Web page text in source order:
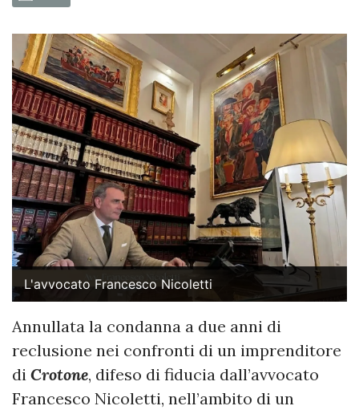
L'avvocato Francesco Nicoletti
Annullata la condanna a due anni di
reclusione nei confronti di un imprenditore
di Crotone, difeso di fiducia dall’avvocato
Francesco Nicoletti, nell’ambito di un